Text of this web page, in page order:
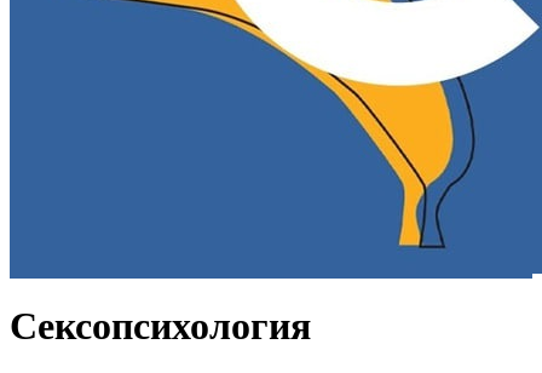
Сексопсихология